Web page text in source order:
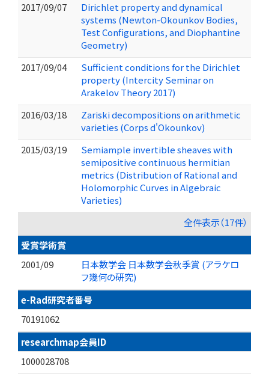
2017/09/07
Dirichlet property and dynamical
systems (Newton-Okounkov Bodies,
Test Configurations, and Diophantine
Geometry)
2017/09/04
Sufficient conditions for the Dirichlet
property (Intercity Seminar on
Arakelov Theory 2017)
2016/03/18
Zariski decompositions on arithmetic
varieties (Corps d'Okounkov)
2015/03/19
Semiample invertible sheaves with
semipositive continuous hermitian
metrics (Distribution of Rational and
Holomorphic Curves in Algebraic
Varieties)
全件表示（17件）
受賞学術賞
2001/09
日本数学会 日本数学会秋季賞 (アラケロ
フ幾何の研究)
e-Rad研究者番号
70191062
researchmap会員ID
1000028708